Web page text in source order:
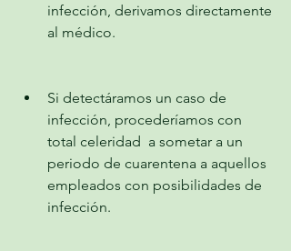
infección, derivamos directamente
al médico.
Si detectáramos un caso de
infección, procederíamos con
total celeridad  a sometar a un
periodo de cuarentena a aquellos
empleados con posibilidades de
infección.